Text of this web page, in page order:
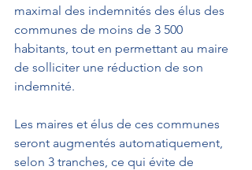
maximal des indemnités des élus des
communes de moins de 3 500
habitants, tout en permettant au maire
de solliciter une réduction de son
indemnité.
Les maires et élus de ces communes
seront augmentés automatiquement,
selon 3 tranches, ce qui évite de